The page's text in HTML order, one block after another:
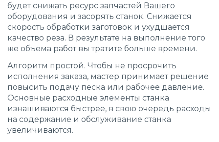
будет снижать ресурс запчастей Вашего
оборудования и засорять станок. Снижается
скорость обработки заготовок и ухудшается
качество реза. В результате на выполнение того
же объема работ вы тратите больше времени.
Алгоритм простой. Чтобы не просрочить
исполнения заказа, мастер принимает решение
повысить подачу песка или рабочее давление.
Основные расходные элементы станка
изнашиваются быстрее, в свою очередь расходы
на содержание и обслуживание станка
увеличиваются.